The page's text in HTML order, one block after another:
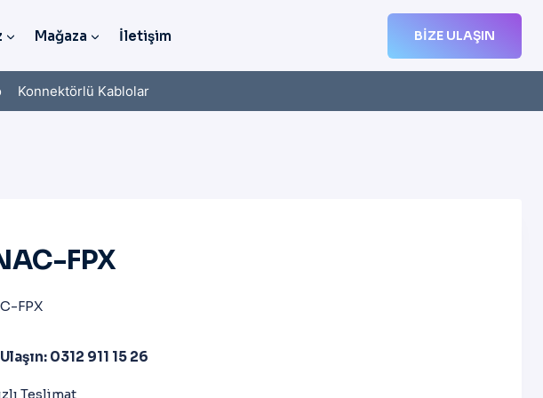
Mağaza İletişim BIZE ULAŞIN
Konnektörlü Kablolar
FPX
FPX
0312 911 15 26
Teslimat